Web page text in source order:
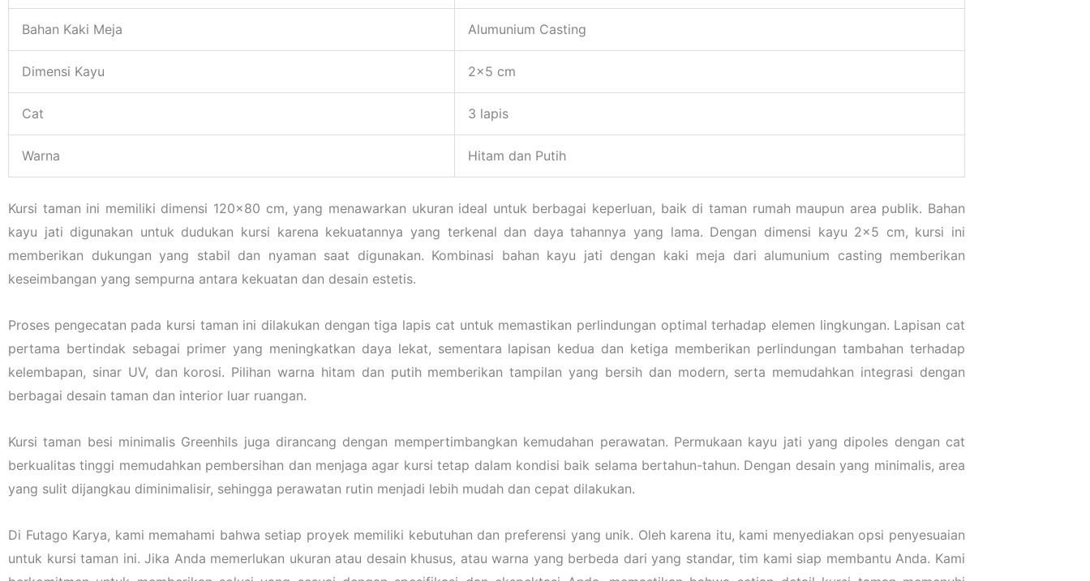
Bahan Kaki Meja Alumunium Casting
Dimensi Kayu 2×5 cm
Cat 3 lapis
Warna Hitam dan Putih
Kursi taman ini memiliki dimensi 120×80 cm, yang menawarkan ukuran ideal untuk berbagai keperluan, baik di taman rumah maupun area publik. Bahan
kayu jati digunakan untuk dudukan kursi karena kekuatannya yang terkenal dan daya tahannya yang lama. Dengan dimensi kayu 2×5 cm, kursi ini
memberikan dukungan yang stabil dan nyaman saat digunakan. Kombinasi bahan kayu jati dengan kaki meja dari alumunium casting memberikan
keseimbangan yang sempurna antara kekuatan dan desain estetis.
Proses pengecatan pada kursi taman ini dilakukan dengan tiga lapis cat untuk memastikan perlindungan optimal terhadap elemen lingkungan. Lapisan cat
pertama bertindak sebagai primer yang meningkatkan daya lekat, sementara lapisan kedua dan ketiga memberikan perlindungan tambahan terhadap
kelembapan, sinar UV, dan korosi. Pilihan warna hitam dan putih memberikan tampilan yang bersih dan modern, serta memudahkan integrasi dengan
berbagai desain taman dan interior luar ruangan.
Kursi taman besi minimalis Greenhils juga dirancang dengan mempertimbangkan kemudahan perawatan. Permukaan kayu jati yang dipoles dengan cat
berkualitas tinggi memudahkan pembersihan dan menjaga agar kursi tetap dalam kondisi baik selama bertahun-tahun. Dengan desain yang minimalis, area
yang sulit dijangkau diminimalisir, sehingga perawatan rutin menjadi lebih mudah dan cepat dilakukan.
Di Futago Karya, kami memahami bahwa setiap proyek memiliki kebutuhan dan preferensi yang unik. Oleh karena itu, kami menyediakan opsi penyesuaian
untuk kursi taman ini. Jika Anda memerlukan ukuran atau desain khusus, atau warna yang berbeda dari yang standar, tim kami siap membantu Anda. Kami